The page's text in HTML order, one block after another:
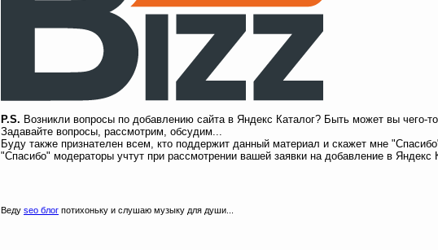
P.S. Возникли вопросы по добавлению сайта в Яндекс Каталог? Быть может вы чего-
Задавайте вопросы, рассмотрим, обсудим...
Буду также признателен всем, кто поддержит данный материал и скажет мне
"Спасибо" модераторы учтут при рассмотрении вашей заявки на добавление в Яндекс
Веду seo блог потихоньку и слушаю музыку для души...